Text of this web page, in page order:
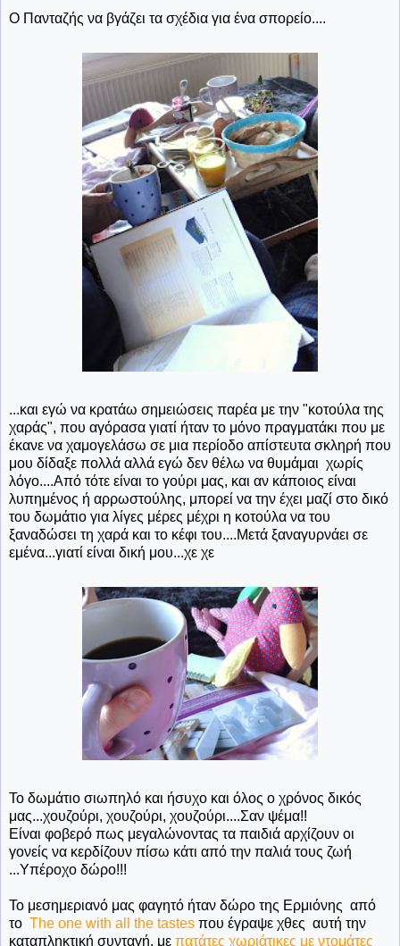
Ο Πανταζής να βγάζει τα σχέδια για ένα σπορείο....
...και εγώ να κρατάω σημειώσεις παρέα με την "κοτούλα της
χαράς", που αγόρασα γιατί ήταν το μόνο πραγματάκι που με
έκανε να χαμογελάσω σε μια περίοδο απίστευτα σκληρή που
μου δίδαξε πολλά αλλά εγώ δεν θέλω να θυμάμαι χωρίς
λόγο....Από τότε είναι το γούρι μας, και αν κάποιος είναι
λυπημένος ή αρρωστούλης, μπορεί να την έχει μαζί στο δικό
του δωμάτιο για λίγες μέρες μέχρι η κοτούλα να του
ξαναδώσει τη χαρά και το κέφι του....Μετά ξαναγυρνάει σε
εμένα...γιατί είναι δική μου...χε χε
Το δωμάτιο σιωπηλό και ήσυχο και όλος ο χρόνος δικός
μας...χουζούρι, χουζούρι, χουζούρι....Σαν ψέμα!!
Είναι φοβερό πως μεγαλώνοντας τα παιδιά αρχίζουν οι
γονείς να κερδίζουν πίσω κάτι από την παλιά τους ζωή
...Υπέροχο δώρο!!!
Το μεσημεριανό μας φαγητό ήταν δώρο της Ερμιόνης από
το The one with all the tastes που έγραψε χθες αυτή την
καταπληκτική συνταγή, με πατάτες χωριάτικες με ντομάτες